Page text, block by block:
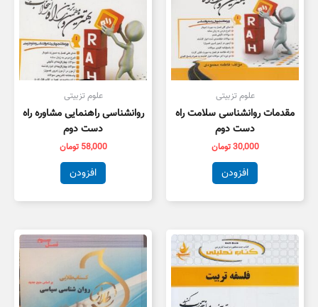
علوم تزبیتی
مقدمات روانشناسی سلامت راه
دست دوم
30,000تومان
افزودن
علوم تزبیتی
روانشناسی راهنمایی مشاوره راه
دست دوم
58,000 تومان
افزودن